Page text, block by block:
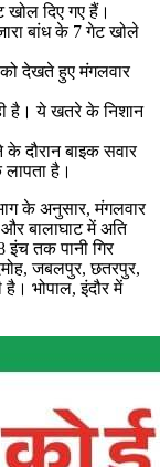
दिए गए हैं।
बांध के 7 गेट खोले
को देखते हुए मंगलवार
है। ये खतरे के निशान
दौरान बाइक सवार
है।
के अनुसार, मंगलवार
और बालाघाट में अति
तक पानी गिर
जबलपुर, छतरपुर,
है। भोपाल, इंदौर में